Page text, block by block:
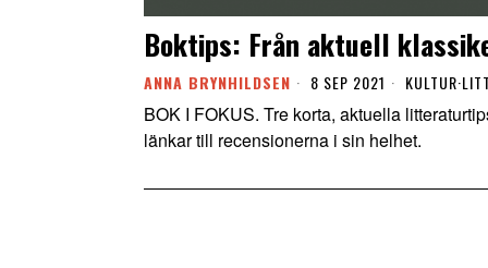
Boktips: Från aktuell
ANNA BRYNHILDSEN 8 SEP 2021 KULTUR·
BOK I FOKUS. Tre korta, aktuella
länkar till recensionerna i sin helhet.